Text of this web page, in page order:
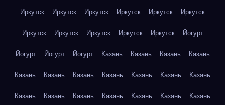
Иркутск Иркутск Иркутск Иркутск Иркутск Иркутск
Иркутск Иркутск Иркутск Иркутск Иркутск Йогурт
Йогурт Йогурт Йогурт Казань Казань Казань Казань
Казань Казань Казань Казань Казань Казань Казань
Казань Казань Казань Казань Казань Казань Казань